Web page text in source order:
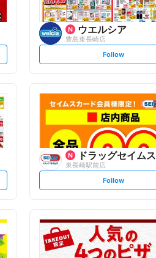
ウエルシア
豊島東長崎店
s
t
l
o
w
Follow
ドラッグセイムス
東長崎駅前店
s
t
l
o
w
Follow